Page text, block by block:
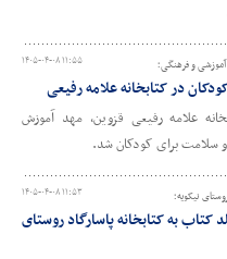
۱۴۰۵-۰۴-۰۸ ۱۱:۵۵ آموزشی و فرهنگی؛
در کتابخانه علامه رفیعی
علامه رفیعی قزوین، مهد آموزش
سلامت برای کودکان شد.
۱۴۰۵-۰۴-۰۸ ۱۱:۵۳ نیکویه؛
کتاب به کتابخانه پاسارگاد روستای